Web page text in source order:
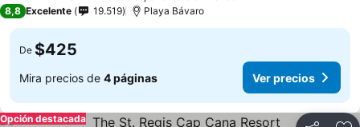
8,8 Excelente 19.519 Playa Bávaro
De $425
Mira precios de 4 páginas Ver precios
Opción destacada